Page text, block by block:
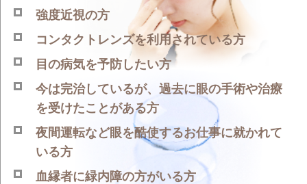
強度近視の方
コンタクトレンズを利用されている方
目の病気を予防したい方
今は完治しているが、過去に眼の手術や治療
を受けたことがある方
夜間運転など眼を酷使するお仕事に就かれて
いる方
血縁者に緑内障の方がいる方